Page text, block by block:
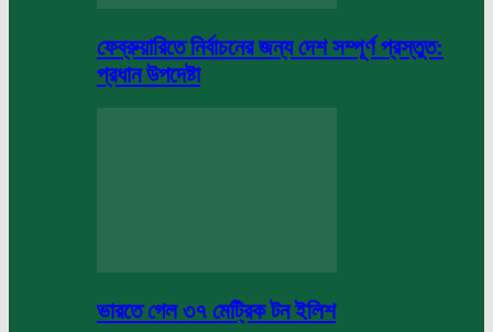
ফেব্রুয়ারিতে নির্বাচনের জন্য দেশ সম্পূর্ণ প্রস্তুত:
প্রধান উপদেষ্টা
ভারতে গেল ৩৭ মেট্রিক টন ইলিশ